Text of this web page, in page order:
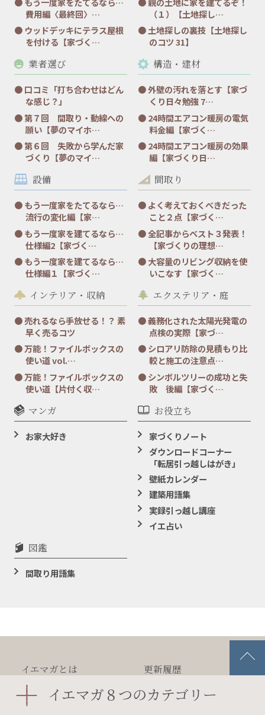
費用編〈最終回〉…
ウッドデッキにテラス屋根
を付ける【家づく…
（１）【土地探し…
土地探しの裏技【土地探し
のコツ 31】
業者選び
口コミ「打ち合わせはどん
な感じ？」
第７回 間取り・動線への
願い【夢のマイホ…
第６回 失敗から学んだ家
づくり【夢のマイ…
構造・建材
外壁の汚れを落とす【家づ
くり日々勉強 7…
24時間エアコン暖房の電気
料金編【家づく…
24時間エアコン暖房の効果
編【家づくり日…
設備
もう一度家をたてるなら…
流行の変化編【家…
もう一度家を建てるなら…
仕様編2【家づく…
もう一度家を建てるなら…
仕様編１【家づく…
間取り
よく考えておくべきだった
こと２点【家づく…
全記事からベスト３発表！
【家づくりの理想…
大容量のリビング収納を使
いこなす【家づく…
インテリア・収納
売れるなら手放せる！？ 素
早く売るコツ
万能！ファイルボックスの
使い道 vol.…
万能！ファイルボックスの
使い道【片付く収…
エクステリア・庭
義務化された太陽光発電の
点検の実際【家づ…
シロアリ防除の見積もり比
較と施工の注意点…
シンボルツリーの成功と失
敗 後編【家づく…
マンガ
お家大好き
お役立ち
家づくりノート
ダウンロードコーナー
「転居引っ越しはがき」
壁紙カレンダー
建築用語集
実録引っ越し講座
イエ占い
図鑑
間取り用語集
イエマガとは 更新履歴
プライバシーポリシー 著作権リンクについて
イエマガ８つのカテゴリー